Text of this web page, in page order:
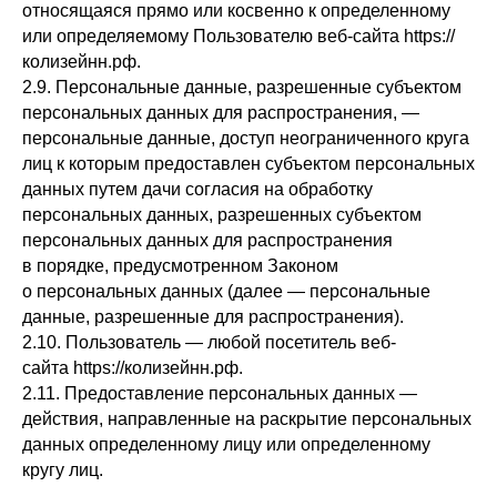
относящаяся прямо или косвенно к определенному
или определяемому Пользователю веб-сайта https://
колизейнн.рф.
2.9. Персональные данные, разрешенные субъектом
персональных данных для распространения, —
персональные данные, доступ неограниченного круга
лиц к которым предоставлен субъектом персональных
данных путем дачи согласия на обработку
персональных данных, разрешенных субъектом
персональных данных для распространения
в порядке, предусмотренном Законом
о персональных данных (далее — персональные
данные, разрешенные для распространения).
2.10. Пользователь — любой посетитель веб-
сайта https://колизейнн.рф.
2.11. Предоставление персональных данных —
действия, направленные на раскрытие персональных
данных определенному лицу или определенному
кругу лиц.